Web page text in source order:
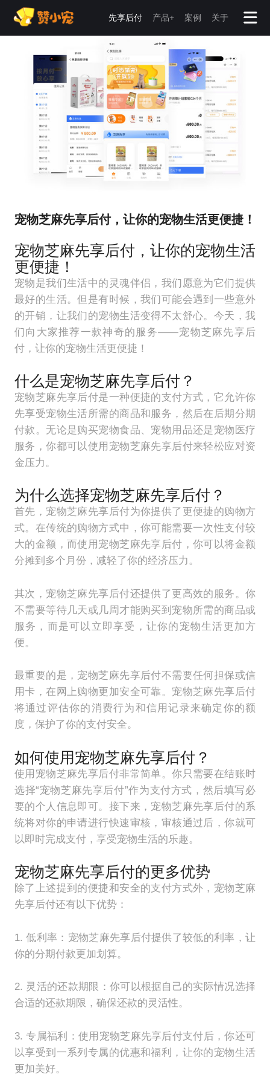
先享后付 产品+ 案例 关于
宠物芝麻先享后付，让你的宠物生活更便捷！
宠物芝麻先享后付，让你的宠物生活
更便捷！
宠物是我们生活中的灵魂伴侣，我们愿意为它们提供
最好的生活。但是有时候，我们可能会遇到一些意外
的开销，让我们的宠物生活变得不太舒心。今天，我
们向大家推荐一款神奇的服务——宠物芝麻先享后
付，让你的宠物生活更便捷！
什么是宠物芝麻先享后付？
宠物芝麻先享后付是一种便捷的支付方式，它允许你
先享受宠物生活所需的商品和服务，然后在后期分期
付款。无论是购买宠物食品、宠物用品还是宠物医疗
服务，你都可以使用宠物芝麻先享后付来轻松应对资
金压力。
为什么选择宠物芝麻先享后付？
首先，宠物芝麻先享后付为你提供了更便捷的购物方
式。在传统的购物方式中，你可能需要一次性支付较
大的金额，而使用宠物芝麻先享后付，你可以将金额
分摊到多个月份，减轻了你的经济压力。
其次，宠物芝麻先享后付还提供了更高效的服务。你
不需要等待几天或几周才能购买到宠物所需的商品或
服务，而是可以立即享受，让你的宠物生活更加方
便。
最重要的是，宠物芝麻先享后付不需要任何担保或信
用卡，在网上购物更加安全可靠。宠物芝麻先享后付
将通过评估你的消费行为和信用记录来确定你的额
度，保护了你的支付安全。
如何使用宠物芝麻先享后付？
使用宠物芝麻先享后付非常简单。你只需要在结账时
选择“宠物芝麻先享后付”作为支付方式，然后填写必
要的个人信息即可。接下来，宠物芝麻先享后付的系
统将对你的申请进行快速审核，审核通过后，你就可
以即时完成支付，享受宠物生活的乐趣。
宠物芝麻先享后付的更多优势
除了上述提到的便捷和安全的支付方式外，宠物芝麻
先享后付还有以下优势：
1. 低利率：宠物芝麻先享后付提供了较低的利率，让
你的分期付款更加划算。
2. 灵活的还款期限：你可以根据自己的实际情况选择
合适的还款期限，确保还款的灵活性。
3. 专属福利：使用宠物芝麻先享后付支付后，你还可
以享受到一系列专属的优惠和福利，让你的宠物生活
更加美好。